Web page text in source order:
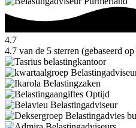
4.7
4.7 van de 5 sterren (gebaseerd op